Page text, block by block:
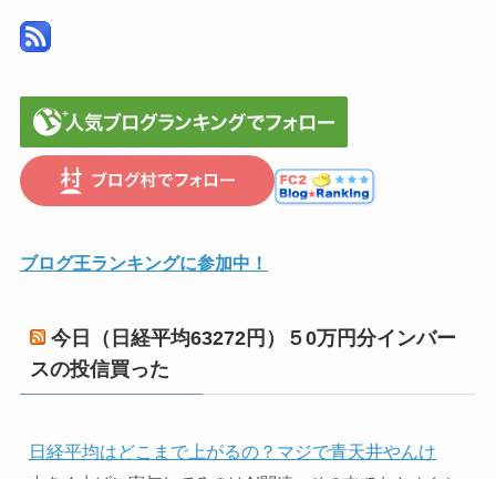
ブログ王ランキングに参加中！
今日（日経平均63272円）５0万円分インバー
スの投信買った
日経平均はどこまで上がるの？マジで青天井やんけ